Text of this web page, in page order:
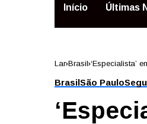
Início Últimas
Lar Brasil ‘Especialista’
BrasilSão Paulo